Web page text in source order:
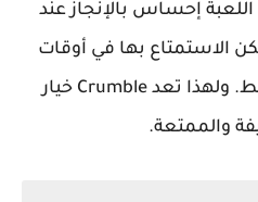
إحساس بالإنجاز عند
الاستمتاع بها في أوقات
الفراغ دون الشعور بالضغط. ولهذا تعد Crumble خيار
والممتعة.